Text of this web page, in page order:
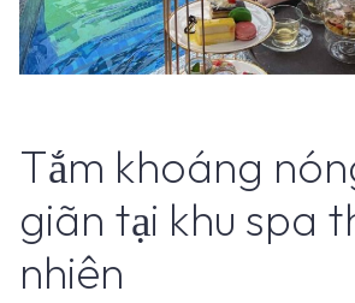
Tắm khoáng
giãn tại khu spa
nhiên